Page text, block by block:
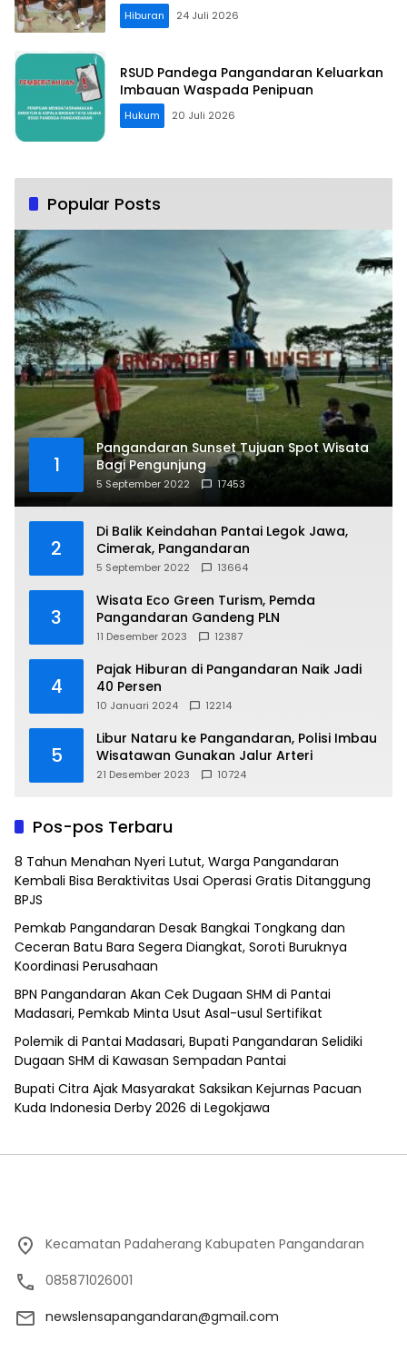
Hiburan 24 Juli 2026
RSUD Pandega Pangandaran Keluarkan
Imbauan Waspada Penipuan
Hukum 20 Juli 2026
Popular Posts
1
Pangandaran Sunset Tujuan Spot Wisata
Bagi Pengunjung
5 September 2022 17453
2
Di Balik Keindahan Pantai Legok Jawa,
Cimerak, Pangandaran
5 September 2022 13664
3
Wisata Eco Green Turism, Pemda
Pangandaran Gandeng PLN
11 Desember 2023 12387
4
Pajak Hiburan di Pangandaran Naik Jadi
40 Persen
10 Januari 2024 12214
5
Libur Nataru ke Pangandaran, Polisi Imbau
Wisatawan Gunakan Jalur Arteri
21 Desember 2023 10724
Pos-pos Terbaru
8 Tahun Menahan Nyeri Lutut, Warga Pangandaran
Kembali Bisa Beraktivitas Usai Operasi Gratis Ditanggung
BPJS
Pemkab Pangandaran Desak Bangkai Tongkang dan
Ceceran Batu Bara Segera Diangkat, Soroti Buruknya
Koordinasi Perusahaan
BPN Pangandaran Akan Cek Dugaan SHM di Pantai
Madasari, Pemkab Minta Usut Asal-usul Sertifikat
Polemik di Pantai Madasari, Bupati Pangandaran Selidiki
Dugaan SHM di Kawasan Sempadan Pantai
Bupati Citra Ajak Masyarakat Saksikan Kejurnas Pacuan
Kuda Indonesia Derby 2026 di Legokjawa
Kecamatan Padaherang Kabupaten Pangandaran
085871026001
newslensapangandaran@gmail.com